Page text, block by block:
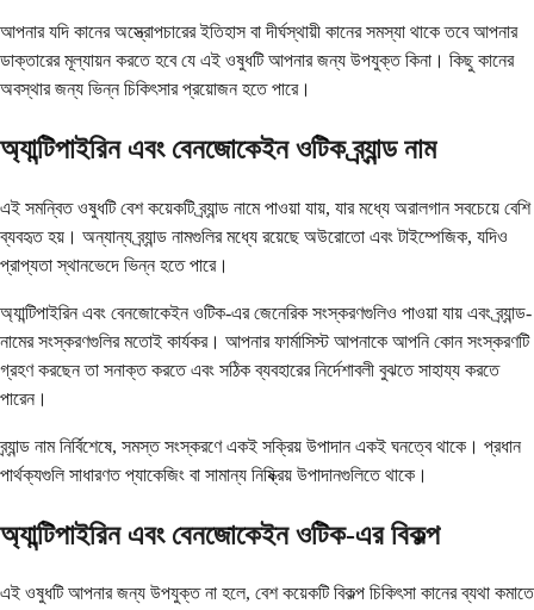
আপনার যদি কানের অস্ত্রোপচারের ইতিহাস বা দীর্ঘস্থায়ী কানের সমস্যা থাকে তবে আপনার
ডাক্তারের মূল্যায়ন করতে হবে যে এই ওষুধটি আপনার জন্য উপযুক্ত কিনা। কিছু কানের
অবস্থার জন্য ভিন্ন চিকিৎসার প্রয়োজন হতে পারে।
অ্যান্টিপাইরিন এবং বেনজোকেইন ওটিক ব্র্যান্ড নাম
এই সমন্বিত ওষুধটি বেশ কয়েকটি ব্র্যান্ড নামে পাওয়া যায়, যার মধ্যে অরালগান সবচেয়ে বেশি
ব্যবহৃত হয়। অন্যান্য ব্র্যান্ড নামগুলির মধ্যে রয়েছে অউরোতো এবং টাইম্পেজিক, যদিও
প্রাপ্যতা স্থানভেদে ভিন্ন হতে পারে।
অ্যান্টিপাইরিন এবং বেনজোকেইন ওটিক-এর জেনেরিক সংস্করণগুলিও পাওয়া যায় এবং ব্র্যান্ড-
নামের সংস্করণগুলির মতোই কার্যকর। আপনার ফার্মাসিস্ট আপনাকে আপনি কোন সংস্করণটি
গ্রহণ করছেন তা সনাক্ত করতে এবং সঠিক ব্যবহারের নির্দেশাবলী বুঝতে সাহায্য করতে
পারেন।
ব্র্যান্ড নাম নির্বিশেষে, সমস্ত সংস্করণে একই সক্রিয় উপাদান একই ঘনত্বে থাকে। প্রধান
পার্থক্যগুলি সাধারণত প্যাকেজিং বা সামান্য নিষ্ক্রিয় উপাদানগুলিতে থাকে।
অ্যান্টিপাইরিন এবং বেনজোকেইন ওটিক-এর বিকল্প
এই ওষুধটি আপনার জন্য উপযুক্ত না হলে, বেশ কয়েকটি বিকল্প চিকিৎসা কানের ব্যথা কমাতে